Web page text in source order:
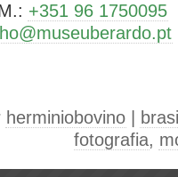
+351 96 1750095
herminiobovino
fotografia,